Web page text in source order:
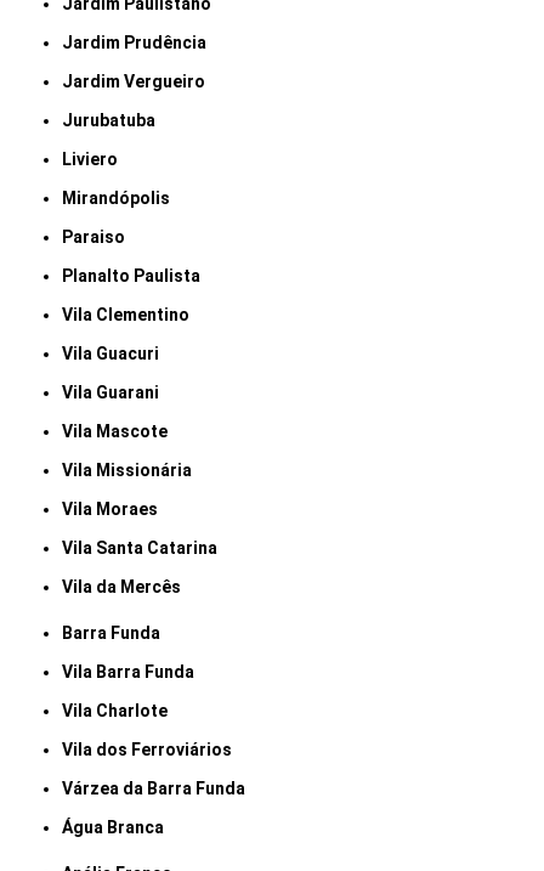
Jardim Paulistano
Jardim Prudência
Jardim Vergueiro
Jurubatuba
Liviero
Mirandópolis
Paraiso
Planalto Paulista
Vila Clementino
Vila Guacuri
Vila Guarani
Vila Mascote
Vila Missionária
Vila Moraes
Vila Santa Catarina
Vila da Mercês
Barra Funda
Vila Barra Funda
Vila Charlote
Vila dos Ferroviários
Várzea da Barra Funda
Água Branca